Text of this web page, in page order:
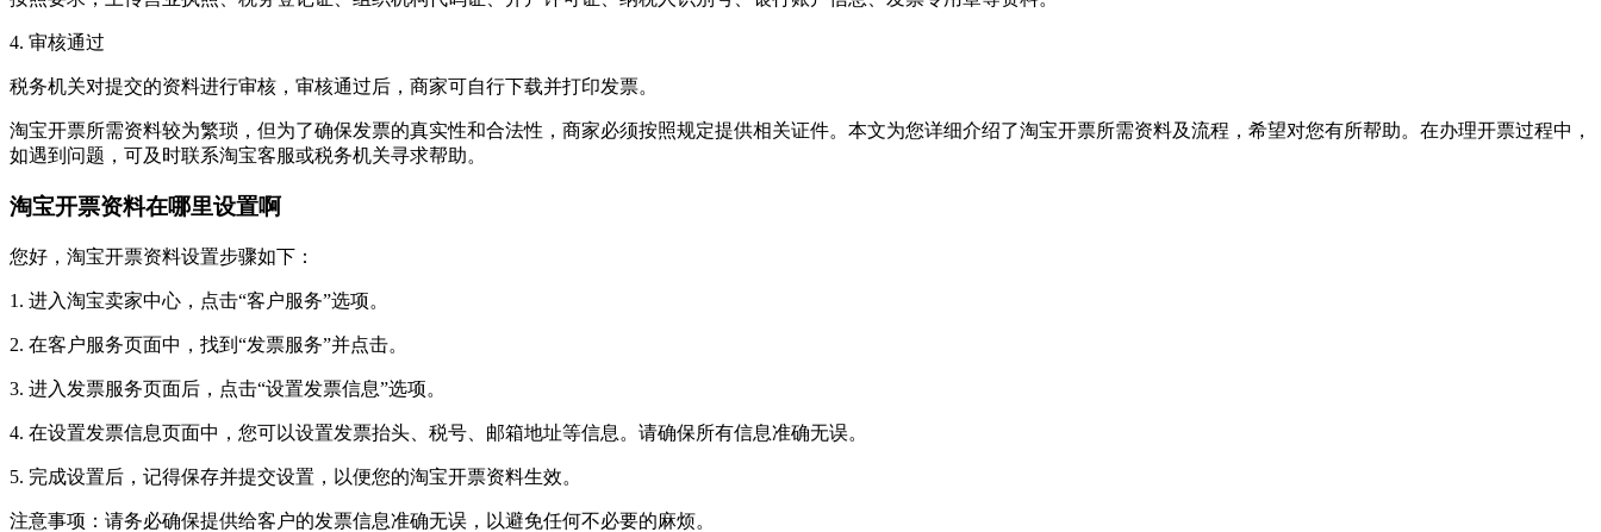
4. 审核通过
税务机关对提交的资料进行审核，审核通过后，商家可自行下载并打印发票。
淘宝开票所需资料较为繁琐，但为了确保发票的真实性和合法性，商家必须按照规定提供相关证件。本文为您详细介绍了淘宝开票所需资料及流程，希望对您有所帮助。在办理开票过程中，
如遇到问题，可及时联系淘宝客服或税务机关寻求帮助。
淘宝开票资料在哪里设置啊
您好，淘宝开票资料设置步骤如下：
1. 进入淘宝卖家中心，点击“客户服务”选项。
2. 在客户服务页面中，找到“发票服务”并点击。
3. 进入发票服务页面后，点击“设置发票信息”选项。
4. 在设置发票信息页面中，您可以设置发票抬头、税号、邮箱地址等信息。请确保所有信息准确无误。
5. 完成设置后，记得保存并提交设置，以便您的淘宝开票资料生效。
注意事项：请务必确保提供给客户的发票信息准确无误，以避免任何不必要的麻烦。